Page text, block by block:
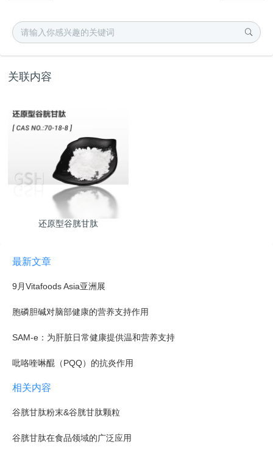
关联内容
还原型谷胱甘肽
最新文章
9月Vitafoods Asia亚洲展
胞磷胆碱对脑部健康的营养支持作用
SAM-e：为肝脏日常健康提供温和营养支持
吡咯喹啉醌（PQQ）的抗炎作用
相关内容
谷胱甘肽粉末&谷胱甘肽颗粒
谷胱甘肽在食品领域的广泛应用